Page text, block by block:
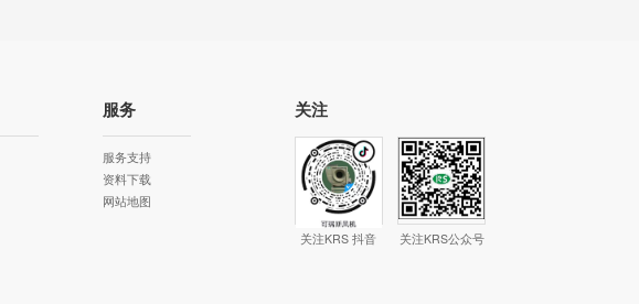
服务
服务支持
资料下载
网站地图
关注
关注KRS 抖音 关注KRS公众号